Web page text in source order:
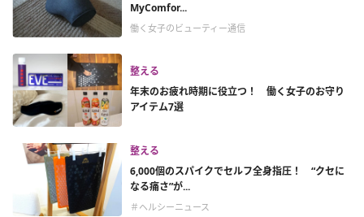
MyComfor...
働く女子のビューティー通信
整える
年末のお疲れ時期に役立つ！ 働く女子のお守り
アイテム7選
整える
6,000個のスパイクでセルフ全身指圧！ “クセに
なる痛さ”が...
＃ヘルシーニュース